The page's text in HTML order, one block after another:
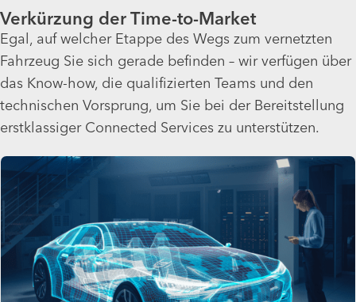
Verkürzung der Time-to-Market
Egal, auf welcher Etappe des Wegs zum vernetzten
Fahrzeug Sie sich gerade befinden – wir verfügen über
das Know-how, die qualifizierten Teams und den
technischen Vorsprung, um Sie bei der Bereitstellung
erstklassiger Connected Services zu unterstützen.